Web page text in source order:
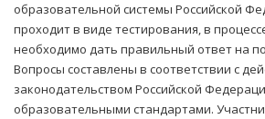
образовательной системы Российской
проходит в виде тестирования, в
необходимо дать правильный ответ на
Вопросы составлены в соответствии с
законодательством Российской
образовательными стандартами.